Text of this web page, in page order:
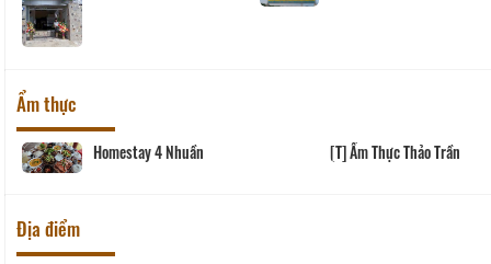
Ẩm thực
Homestay 4 Nhuần [T] Ẩm Thực Thảo Trần
Địa điểm